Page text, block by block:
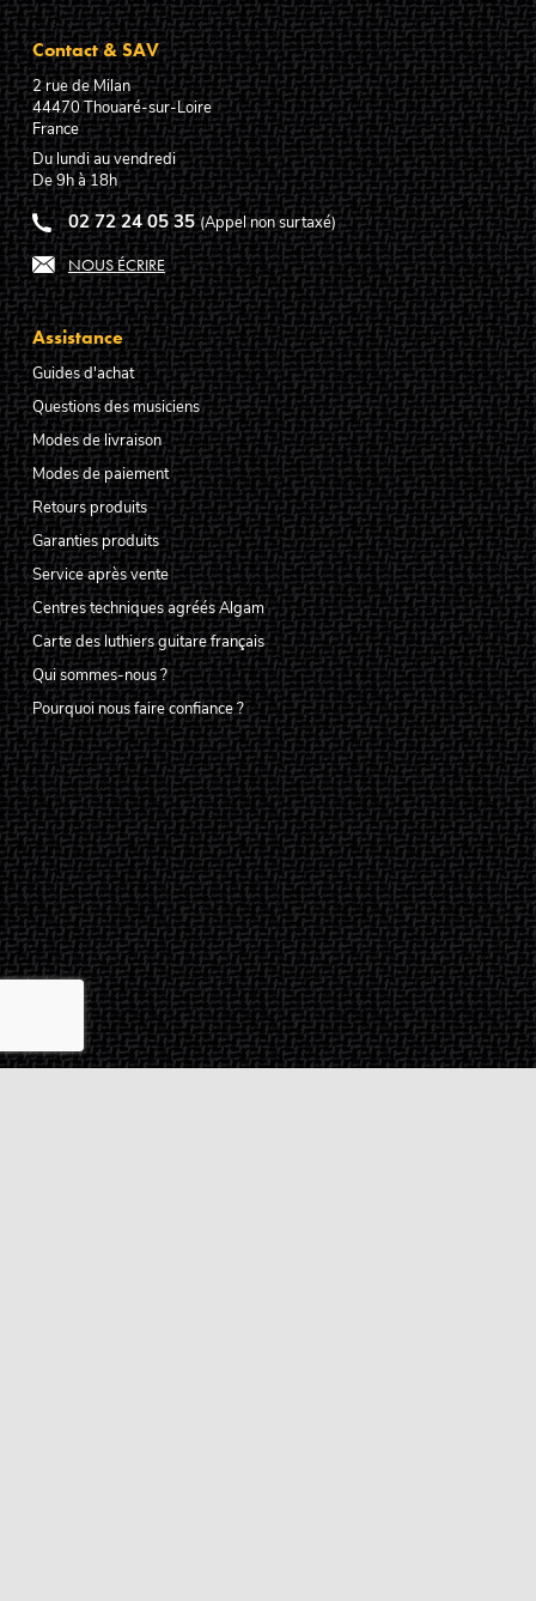
Contact & SAV
2 rue de Milan
44470Thouaré-sur-Loire
France
Du lundi au vendredi
De 9h à 18h
02 72 24 05 35 (Appel non surtaxé)
NOUS ÉCRIRE
Assistance
Guides d'achat
Questions des musiciens
Modes de livraison
Modes de paiement
Retours produits
Garanties produits
Service après vente
Centres techniques agréés Algam
Carte des luthiers guitare français
Qui sommes-nous ?
Pourquoi nous faire confiance ?